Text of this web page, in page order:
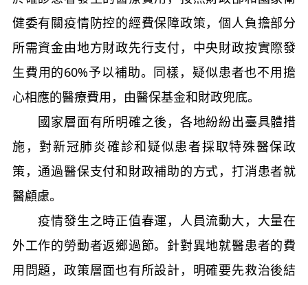
健委有關疫情防控的經費保障政策，個人負擔部分
所需資金由地方財政先行支付，中央財政按實際發
生費用的60%予以補助。同樣，疑似患者也不用擔
心相應的醫療費用，由醫保基金和財政兜底。
國家層面有所明確之後，各地紛紛出臺具體措
施，對新冠肺炎確診和疑似患者採取特殊醫保政
策，通過醫保支付和財政補助的方式，打消患者就
醫顧慮。
疫情發生之時正值春運，人員流動大，大量在
外工作的勞動者返鄉過節。針對異地就醫患者的費
用問題，政策層面也有所設計，明確要先救治後結